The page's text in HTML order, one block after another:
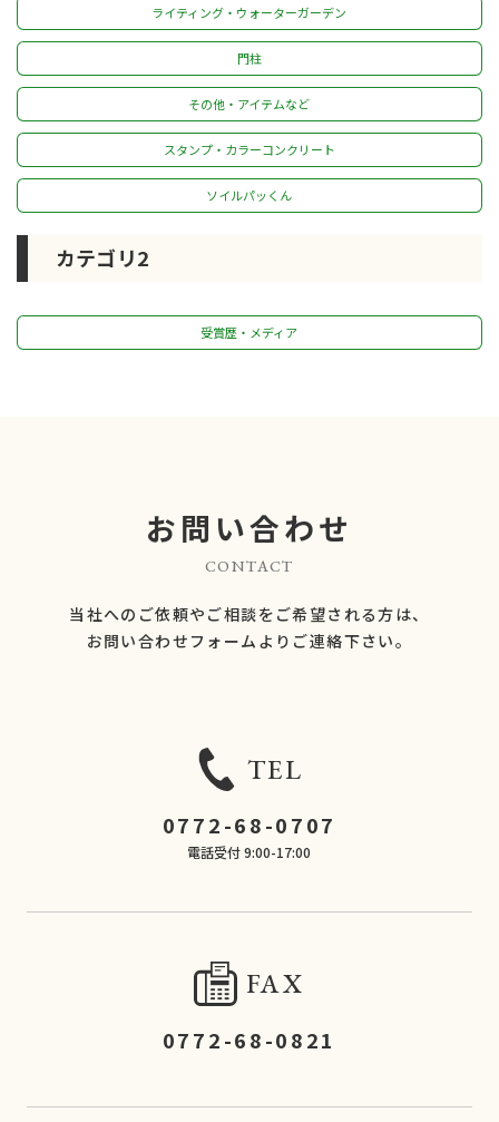
ライティング・ウォーターガーデン
門柱
その他・アイテムなど
スタンプ・カラーコンクリート
ソイルパッくん
カテゴリ2
受賞歴・メディア
お問い合わせ
CONTACT
当社へのご依頼やご相談をご希望される方は、
​​​​​​​お問い合わせフォームよりご連絡下さい。
TEL
0772-68-0707
電話受付 9:00-17:00
FAX
0772-68-0821